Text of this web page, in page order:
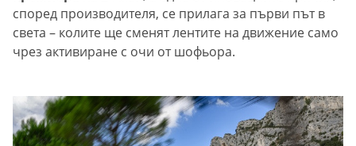
според производителя, се прилага за първи път в
света – колите ще сменят лентите на движение само
чрез активиране с очи от шофьора.